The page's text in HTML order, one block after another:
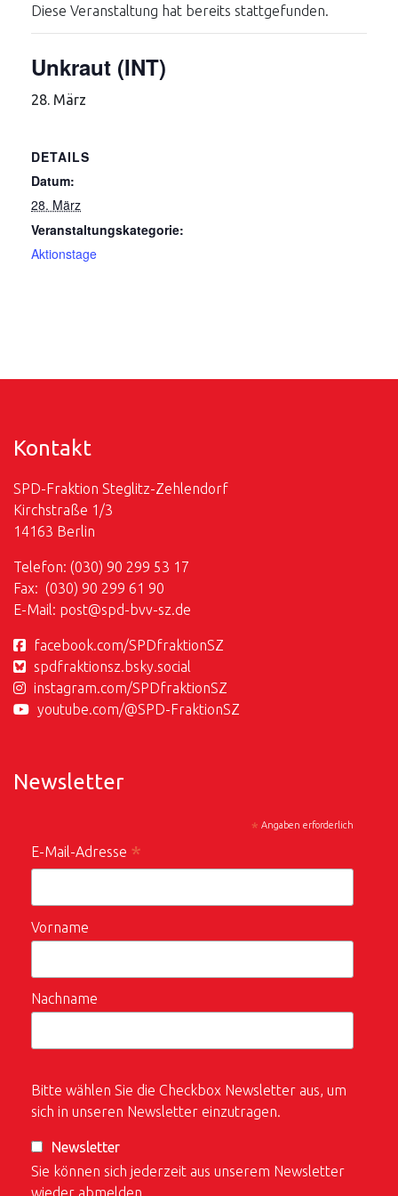
Diese Veranstaltung hat bereits stattgefunden.
Unkraut (INT)
28. März
DETAILS
Datum:
28. März
Veranstaltungskategorie:
Aktionstage
Kontakt
SPD-Fraktion Steglitz-Zehlendorf
Kirchstraße 1/3
14163 Berlin
Telefon: (030) 90 299 53 17
Fax: (030) 90 299 61 90
E-Mail: post@spd-bvv-sz.de
facebook.com/SPDfraktionSZ
spdfraktionsz.bsky.social
instagram.com/SPDfraktionSZ
youtube.com/@SPD-FraktionSZ
Newsletter
* Angaben erforderlich
E-Mail-Adresse *
Vorname
Nachname
Bitte wählen Sie die Checkbox Newsletter aus, um
sich in unseren Newsletter einzutragen.
Newsletter
Sie können sich jederzeit aus unserem Newsletter
wieder abmelden.